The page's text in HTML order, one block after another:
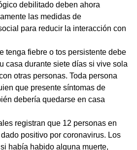
debilitado deben ahora
las medidas de
para reducir la interacción con
tenga fiebre o tos persistente debe
casa durante siete días si vive sola
otras personas. Toda persona
que presente síntomas de
debería quedarse en casa
registran que 12 personas en
positivo por coronavirus. Los
había habido alguna muerte,